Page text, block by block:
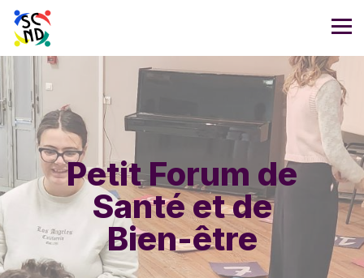
Petit Forum de
Santé et de
Bien-être